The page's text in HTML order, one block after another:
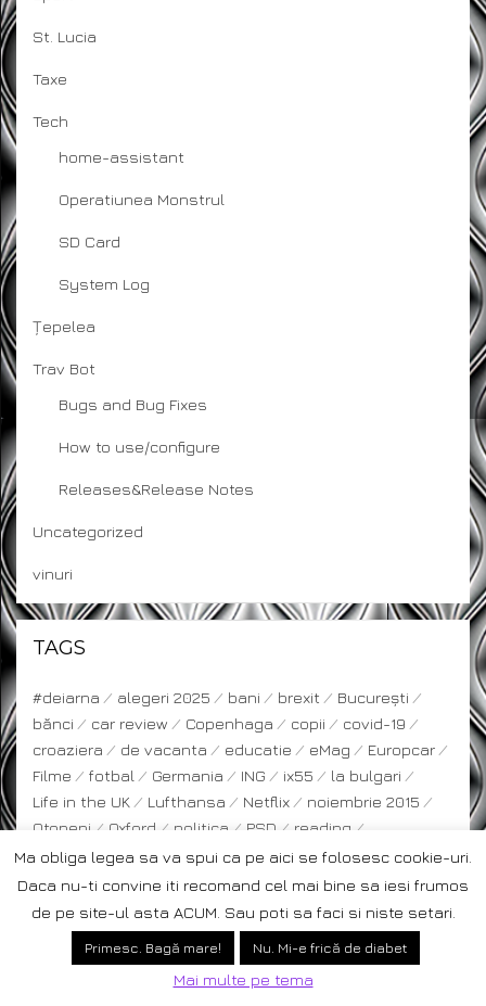
St. Lucia
Taxe
Tech
home-assistant
Operatiunea Monstrul
SD Card
System Log
Țepelea
Trav Bot
Bugs and Bug Fixes
How to use/configure
Releases&Release Notes
Uncategorized
vinuri
TAGS
#deiarna alegeri 2025 bani brexit
București
bănci
car review Copenhaga copii
covid-19
croaziera
de vacanta educatie eMag
Europcar
Filme
fotbal Germania ING ix55
la bulgari
Life in the UK
Lufthansa Netflix
noiembrie 2015
Otopeni
Oxford politica PSD
reading
Seychelles
Skorpilovtsi Stockholm
taxi
Telekom
Trump uber UK UW
veracruz
viata in Uk
viața în UK Vodafone
Wizzair
Zanzibar
Ma obliga legea sa va spui ca pe aici se folosesc cookie-uri.
Daca nu-ti convine iti recomand cel mai bine sa iesi frumos
de pe site-ul asta ACUM. Sau poti sa faci si niste setari.
Primesc. Bagă mare! Nu. Mi-e frică de diabet
Mai multe pe tema